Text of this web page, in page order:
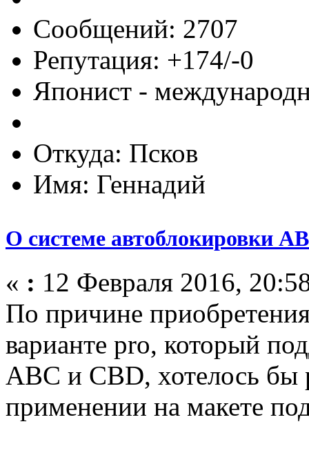
Сообщений: 2707
Репутация: +174/-0
Японист -
Откуда: Псков
Имя: Геннадий
О системе автоблокировки
« : 12 Февраля 2016,
По причине
варианте pro, который
ABC и CBD, хотелось бы
применении на макете